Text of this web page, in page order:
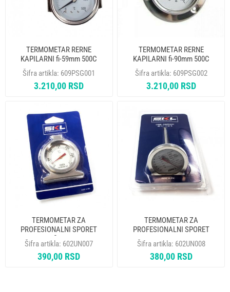
TERMOMETAR RERNE
KAPILARNI fi-59mm 500C
KAPILARA 1200mm
Šifra artikla: 609PSG001
3.210,00 RSD
TERMOMETAR RERNE
KAPILARNI fi-90mm 500C
KAPILARA 1200mm
Šifra artikla: 609PSG002
3.210,00 RSD
TERMOMETAR ZA
PROFESIONALNI SPORET
BIMETALNI fi 60mm 0-300C
Šifra artikla: 602UN007
390,00 RSD
TERMOMETAR ZA
PROFESIONALNI SPORET
BIMETALNI UBODNI 40-110C
9029792851
Šifra artikla: 602UN008
380,00 RSD